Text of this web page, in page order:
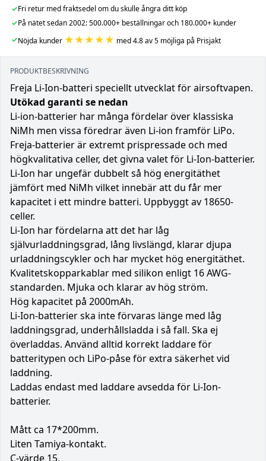
✓Fri retur med fraktsedel om du skulle ångra ditt köp
✓På nätet sedan 2002: 500.000+ beställningar och 180.000+ kunder
✓Nöjda kunder ★★★★★ med 4.8 av 5 möjliga på Prisjakt
PRODUKTBESKRIVNING
Freja Li-Ion-batteri speciellt utvecklat för airsoftvapen.
Utökad garanti se nedan
Li-ion-batterier har många fördelar över klassiska
NiMh men vissa föredrar även Li-ion framför LiPo.
Freja-batterier är extremt prispressade och med
högkvalitativa celler, det givna valet för Li-Ion-batterier.
Li-Ion har ungefär dubbelt så hög energitäthet
jämfört med NiMh vilket innebär att du får mer
kapacitet i ett mindre batteri. Uppbyggt av 18650-
celler.
Li-Ion har fördelarna att det har låg
självurladdningsgrad, lång livslängd, klarar djupa
urladdningscykler och har mycket hög energitäthet.
Kvalitetskopparkablar med silikon enligt 16 AWG-
standarden. Mjuka och klarar av hög ström.
Hög kapacitet på 2000mAh.
Li-Ion-batterier ska inte förvaras länge med låg
laddningsgrad, underhållsladda i så fall. Ska ej
överladdas. Använd alltid korrekt laddare för
batteritypen och LiPo-påse för extra säkerhet vid
laddning.
Laddas endast med laddare avsedda för Li-Ion-
batterier.
Mått ca 17*200mm.
Liten Tamiya-kontakt.
C-värde 15.